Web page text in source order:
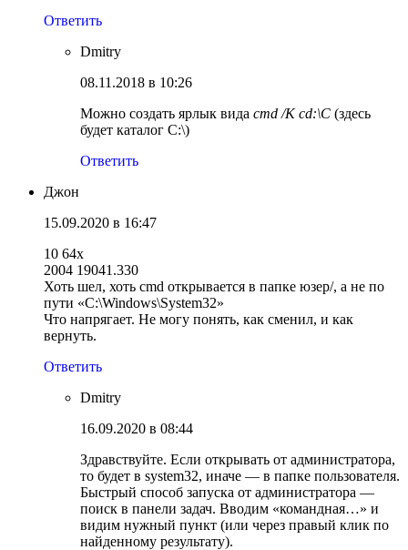
Ответить
Dmitry
08.11.2018 в 10:26
Можно создать ярлык вида cmd /K cd:\C (здесь
будет каталог C:\)
Ответить
Джон
15.09.2020 в 16:47
10 64x
2004 19041.330
Хоть шел, хоть cmd открывается в папке юзер/, а не по
пути «C:\Windows\System32»
Что напрягает. Не могу понять, как сменил, и как
вернуть.
Ответить
Dmitry
16.09.2020 в 08:44
Здравствуйте. Если открывать от администратора,
то будет в system32, иначе — в папке пользователя.
Быстрый способ запуска от администратора —
поиск в панели задач. Вводим «командная…» и
видим нужный пункт (или через правый клик по
найденному результату).